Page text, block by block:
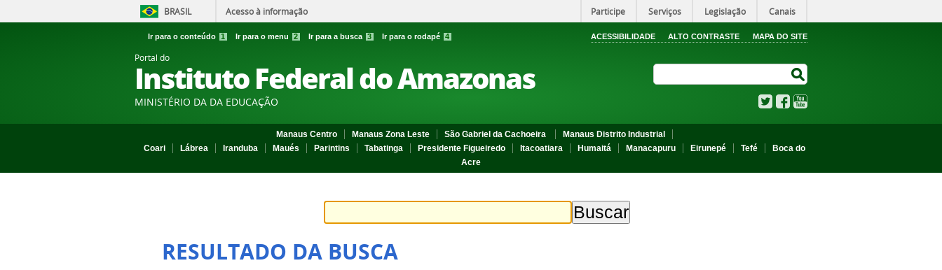
BRASIL Acesso à informação Participe Serviços Legislação Canais
Ir para o conteúdo 1 Ir para o menu 2 Ir para a busca 3 Ir para o rodapé 4 ACESSIBILIDADE ALTO CONTRASTE MAPA DO SITE
Portal do
Instituto Federal do Amazonas
MINISTÉRIO DA DA EDUCAÇÃO TwitterFacebook
Manaus Centro Manaus Zona Leste São Gabriel da Cachoeira
Manaus Distrito Industrial
Coari
Lábrea Iranduba Maués Parintins Tabatinga Presidente Figueiredo Itacoatiara Humaitá Manacapuru Eirunepé Tefé
Boca do
Acre
RESULTADO DA BUSCA